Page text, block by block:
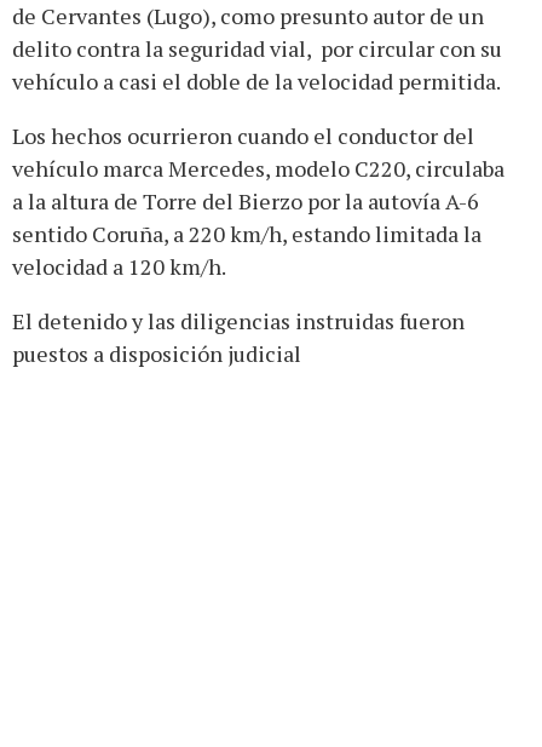
de Cervantes (Lugo), como presunto autor de un
delito contra la seguridad vial, por circular con su
vehículo a casi el doble de la velocidad permitida.
Los hechos ocurrieron cuando el conductor del
vehículo marca Mercedes, modelo C220, circulaba
a la altura de Torre del Bierzo por la autovía A-6
sentido Coruña, a 220 km/h, estando limitada la
velocidad a 120 km/h.
El detenido y las diligencias instruidas fueron
puestos a disposición judicial